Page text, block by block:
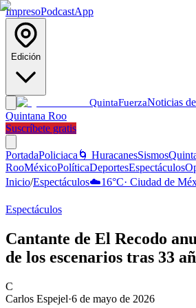
ImpresoPodcastApp
Edición
QuintaFuerzaNoticias
Quintana Roo
Suscríbete gratis
PortadaPoliciaca 🌀 HuracanesSismos
RooMéxicoPolíticaDeportesEspectáculos
Inicio/Espectáculos☁️16°C· Ciudad de
Espectáculos
Cantante de El Recodo
de los escenarios tras 33
C
Carlos Espejel·6 de mayo de 2026